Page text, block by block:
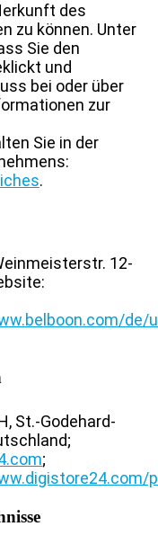
des
zu können. Unter
Sie den
und
bei oder über
zur
Sie in der
.
12-
de/
St.-Godehard-
;